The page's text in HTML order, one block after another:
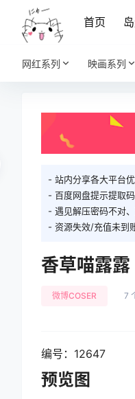
首页
网红系列 映画系列
- 站内分享各大平台
- 百度网盘提示提取
- 遇见解压密码不对
- 资源失效/充值未到
香草喵露
微博COSER 7
编号：12647
预览图